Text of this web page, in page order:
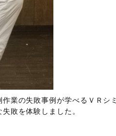
業の失敗事例が学べるＶＲシミ
敗を体験しました。